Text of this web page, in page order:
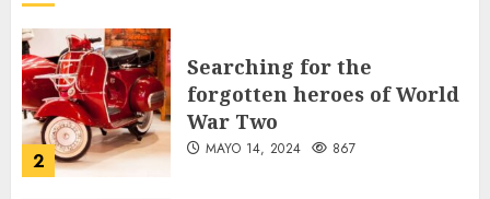
2
3
What’s Scarier Than the
Sex Talk? Its About Weight
MAYO 14, 2024 863